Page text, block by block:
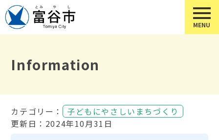
Information
カテゴリー：
子どもにやさしいまちづくり
更新日：2024年10月31日